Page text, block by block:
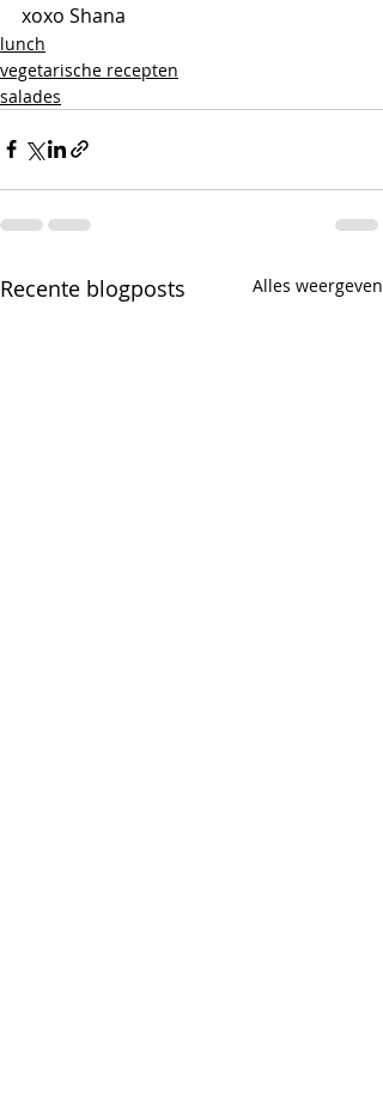
xoxo Shana
lunch
vegetarische recepten
salades
Recente blogposts Alles weergeven